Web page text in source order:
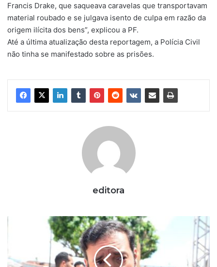
Francis Drake, que saqueava caravelas que transportavam
material roubado e se julgava isento de culpa em razão da
origem ilícita dos bens”, explicou a PF.
Até a última atualização desta reportagem, a Polícia Civil
não tinha se manifestado sobre as prisões.
editora
e